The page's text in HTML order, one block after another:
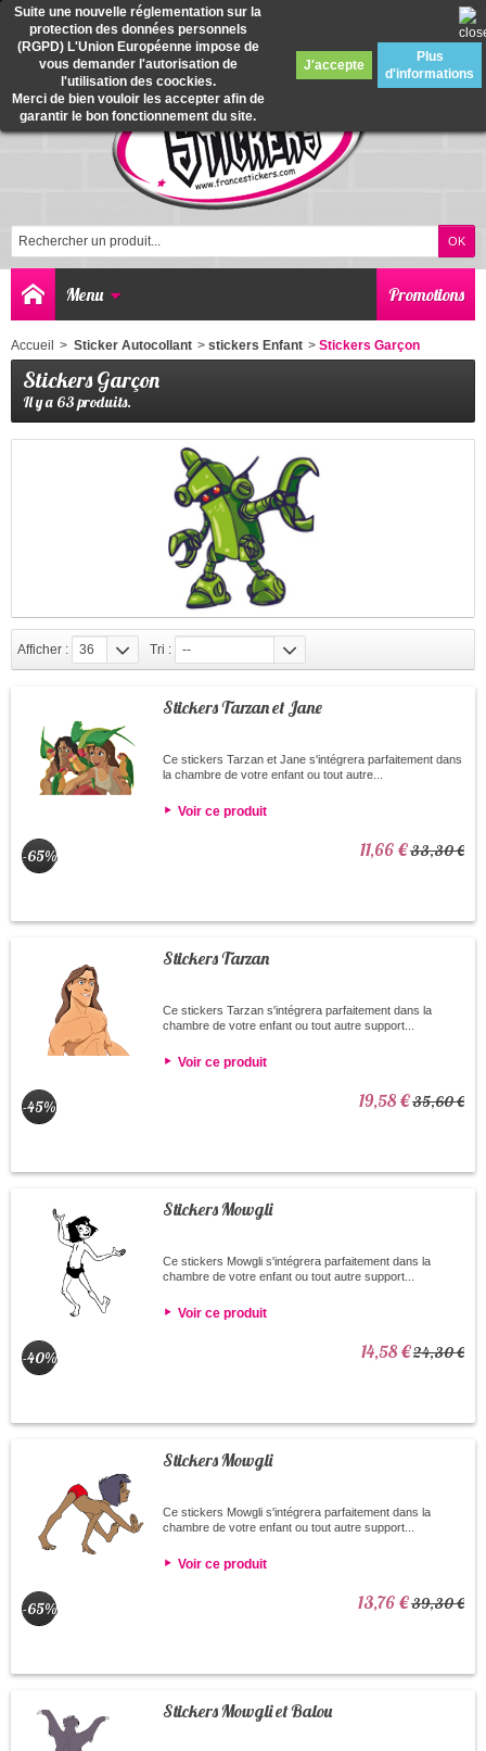
Menu Promotions
Suite une nouvelle réglementation sur la
protection des données personnels
(RGPD) L'Union Européenne impose de
vous demander l'autorisation de
l'utilisation des coockies.
Merci de bien vouloir les accepter afin de
garantir le bon fonctionnement du site.
J'accepte
Plus
d'informations
Accueil > Sticker Autocollant > stickers Enfant > Stickers Garçon
Stickers Garçon
Il y a 63 produits.
Afficher : 36 Tri : --
Stickers Tarzan et Jane
Ce stickers Tarzan et Jane s'intégrera parfaitement dans
la chambre de votre enfant ou tout autre...
Voir ce produit
-65% 11,66 €33,30 €
Stickers Tarzan
Ce stickers Tarzan s'intégrera parfaitement dans la
chambre de votre enfant ou tout autre support...
Voir ce produit
-45% 19,58 €35,60 €
Stickers Mowgli
Ce stickers Mowgli s'intégrera parfaitement dans la
chambre de votre enfant ou tout autre support...
Voir ce produit
-40% 14,58 €24,30 €
Stickers Mowgli
Ce stickers Mowgli s'intégrera parfaitement dans la
chambre de votre enfant ou tout autre support...
Voir ce produit
-65% 13,76 €39,30 €
Stickers Mowgli et Balou